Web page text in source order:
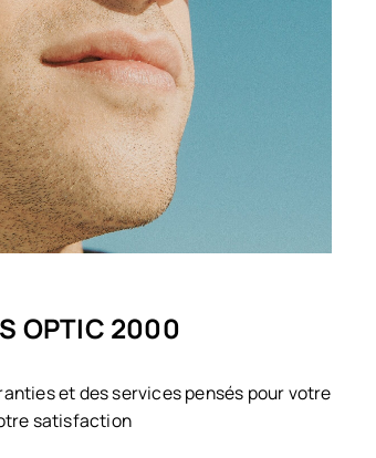
OPTIC 2000
et des services pensés pour votre
satisfaction